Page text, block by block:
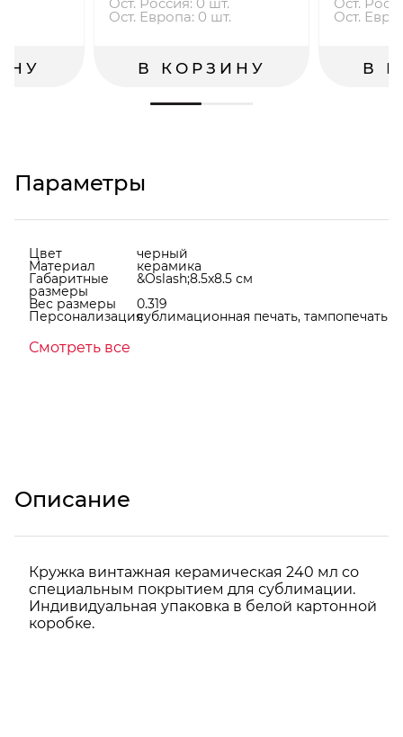
Ост. Европа: 0 шт.
В КОРЗИНУ
Ост.
В
Параметры
Цвет черный
Материал керамика
Габаритные
размеры
&Oslash;8.5x8.5 см
Вес размеры
0.319
Персонализациясублимационная печать, тампопечать
Смотреть все
Описание
Кружка винтажная керамическая 240 мл со
специальным покрытием для сублимации.
Индивидуальная упаковка в белой картонной
коробке.